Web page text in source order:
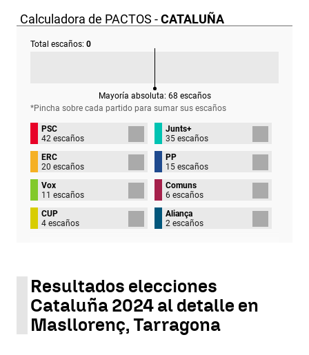
Calculadora de PACTOS -CATALUÑA
Total escaños: 0
Mayoría absoluta: 68 escaños
*Pincha sobre cada partido para sumar sus escaños
PSC
42 escaños
Junts+
35 escaños
ERC
20 escaños
PP
15 escaños
Vox
11 escaños
Comuns
6 escaños
CUP
4 escaños
Aliança
2 escaños
Resultados elecciones
Cataluña 2024 al detalle en
Masllorenç, Tarragona